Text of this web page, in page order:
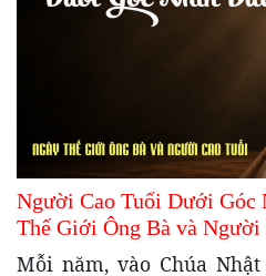
Người Cao Tuổi Dưới
Thế Giới Ông Bà và Người
Mỗi năm, vào Chúa